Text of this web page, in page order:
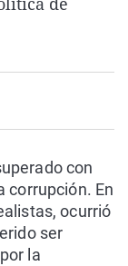
rosa de los vientos
el perro y el
de
Rioja
con
corrupción. En
ocurrió
ser
la